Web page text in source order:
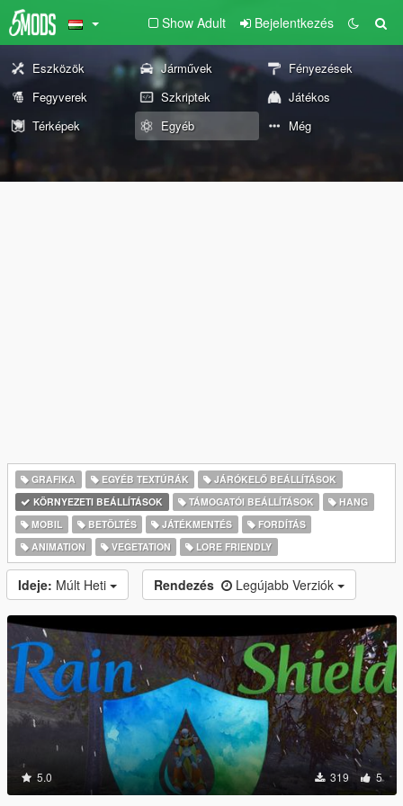
Show Adult Bejelentkezés
Eszközök Járművek
Fényezések
Fegyverek
Szkriptek
Játékos
Térképek
Egyéb Még
GRAFIKA EGYÉB TEXTÚRÁK
JÁRÓKELŐ BEÁLLÍTÁSOK
KÖRNYEZETI BEÁLLÍTÁSOK
TÁMOGATÓI BEÁLLÍTÁSOK
HANG
MOBIL
BETÖLTÉS JÁTÉKMENTÉS
FORDÍTÁS
ANIMATION
VEGETATION LORE FRIENDLY
Ideje: Múlt Heti Rendezés Legújabb Verziók
5.0 319 5